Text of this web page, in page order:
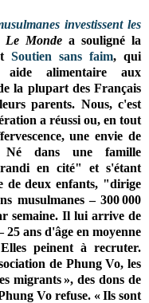
investissent les
Le Mondea souligné la
Soutien sans faim, qui
alimentaire aux
la plupart des Français
parents. Nous, c'est
a réussi ou, en tout
une envie de
Né dans une famille
en cité" et s'étant
de deux enfants, "dirige
musulmanes – 300 000
semaine. Il lui arrive de
25 ans d'âge en moyenne
peinent à recruter.
de Phung Vo, les
migrants », des dons de
Vo refuse. « Ils sont